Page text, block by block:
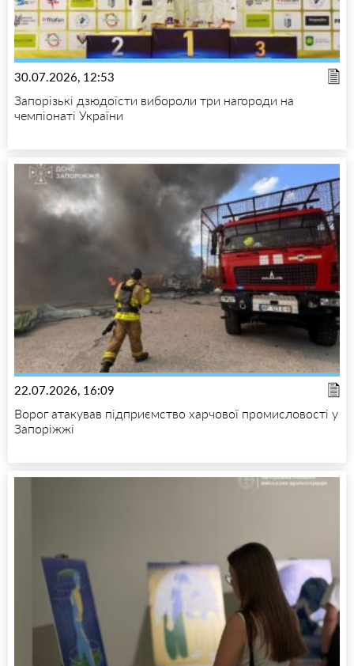
30.07.2026, 12:53
Запорізькі дзюдоїсти вибороли три нагороди на
чемпіонаті України
22.07.2026, 16:09
Ворог атакував підприємство харчової промисловості у
Запоріжжі